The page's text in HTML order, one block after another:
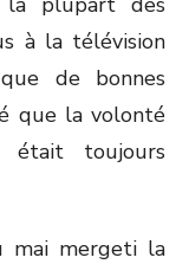
à la télévision
de bonnes
que la volonté
était toujours
mai mergeti la